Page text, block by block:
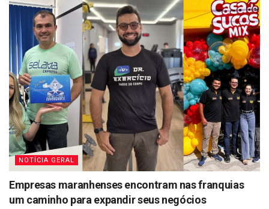
NOTÍCIA GERAL
Empresas maranhenses encontram nas franquias
um caminho para expandir seus negócios